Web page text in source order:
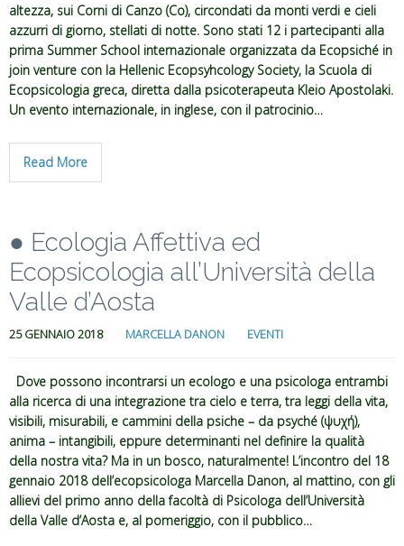
altezza, sui Corni di Canzo (Co), circondati da monti verdi e cieli
azzurri di giorno, stellati di notte. Sono stati 12 i partecipanti alla
prima Summer School internazionale organizzata da Ecopsiché in
join venture con la Hellenic Ecopsyhcology Society, la Scuola di
Ecopsicologia greca, diretta dalla psicoterapeuta Kleio Apostolaki.
Un evento internazionale, in inglese, con il patrocinio…
Read More
● Ecologia Affettiva ed
Ecopsicologia all’Università della
Valle d’Aosta
25 GENNAIO 2018 MARCELLA DANON EVENTI
Dove possono incontrarsi un ecologo e una psicologa entrambi
alla ricerca di una integrazione tra cielo e terra, tra leggi della vita,
visibili, misurabili, e cammini della psiche – da psyché (ψυχή),
anima – intangibili, eppure determinanti nel definire la qualità
della nostra vita? Ma in un bosco, naturalmente! L’incontro del 18
gennaio 2018 dell’ecopsicologa Marcella Danon, al mattino, con gli
allievi del primo anno della facoltà di Psicologa dell’Università
della Valle d’Aosta e, al pomeriggio, con il pubblico…